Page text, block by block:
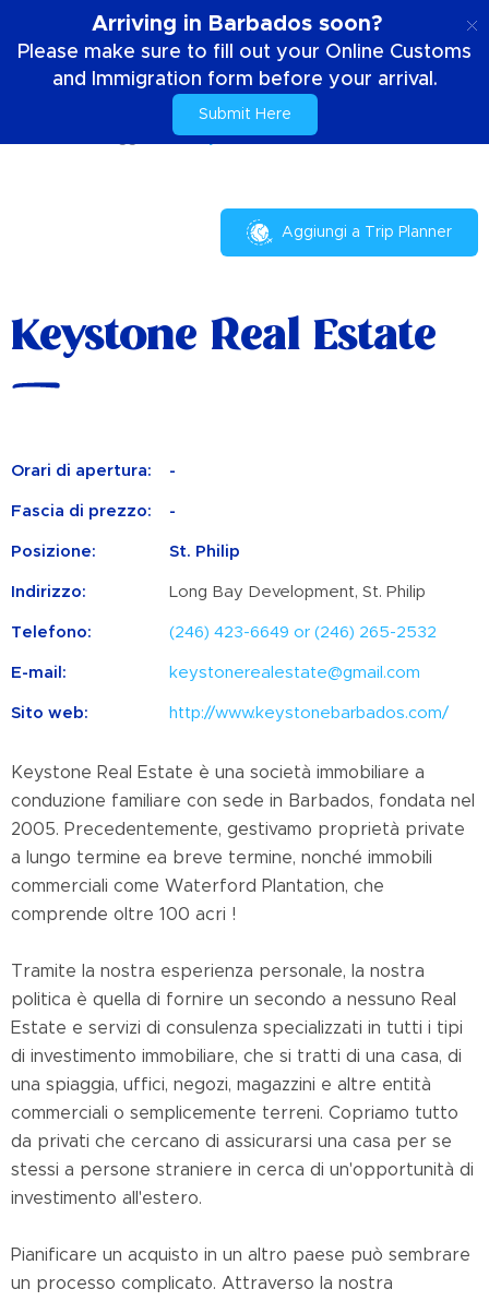
Arriving in Barbados soon?
Please make sure to fill out your Online Customs
and Immigration form before your arrival.
Submit Here
Keystone Real Estate
Aggiungi a Trip Planner
Keystone Real Estate
Orari di apertura: -
Fascia di prezzo: -
Posizione: St. Philip
Indirizzo: Long Bay Development, St. Philip
Telefono: (246) 423-6649 or (246) 265-2532
E-mail: keystonerealestate@gmail.com
Sito web: http://www.keystonebarbados.com/
Keystone Real Estate è una società immobiliare a
conduzione familiare con sede in Barbados, fondata nel
2005. Precedentemente, gestivamo proprietà private
a lungo termine ea breve termine, nonché immobili
commerciali come Waterford Plantation, che
comprende oltre 100 acri !
Tramite la nostra esperienza personale, la nostra
politica è quella di fornire un secondo a nessuno Real
Estate e servizi di consulenza specializzati in tutti i tipi
di investimento immobiliare, che si tratti di una casa, di
una spiaggia, uffici, negozi, magazzini e altre entità
commerciali o semplicemente terreni. Copriamo tutto
da privati ​​che cercano di assicurarsi una casa per se
stessi a persone straniere in cerca di un'opportunità di
investimento all'estero.
Pianificare un acquisto in un altro paese può sembrare
un processo complicato. Attraverso la nostra